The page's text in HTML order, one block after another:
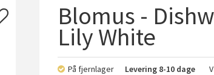
Blomus -
Lily White
På fjernlager Levering 8-10 dage